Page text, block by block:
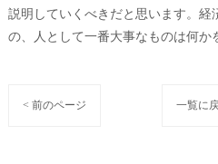
説明していくべきだと思います。経
の、人として一番大事なものは何か
< 前のページ 一覧に